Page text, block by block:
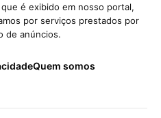
é exibido em nosso portal,
por serviços prestados por
de anúncios.
Quem somos